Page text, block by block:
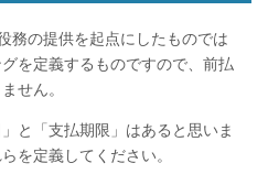
務の提供を起点にしたものでは
を定義するものですので、前払
せん。
と「支払期限」はあると思いま
を定義してください。